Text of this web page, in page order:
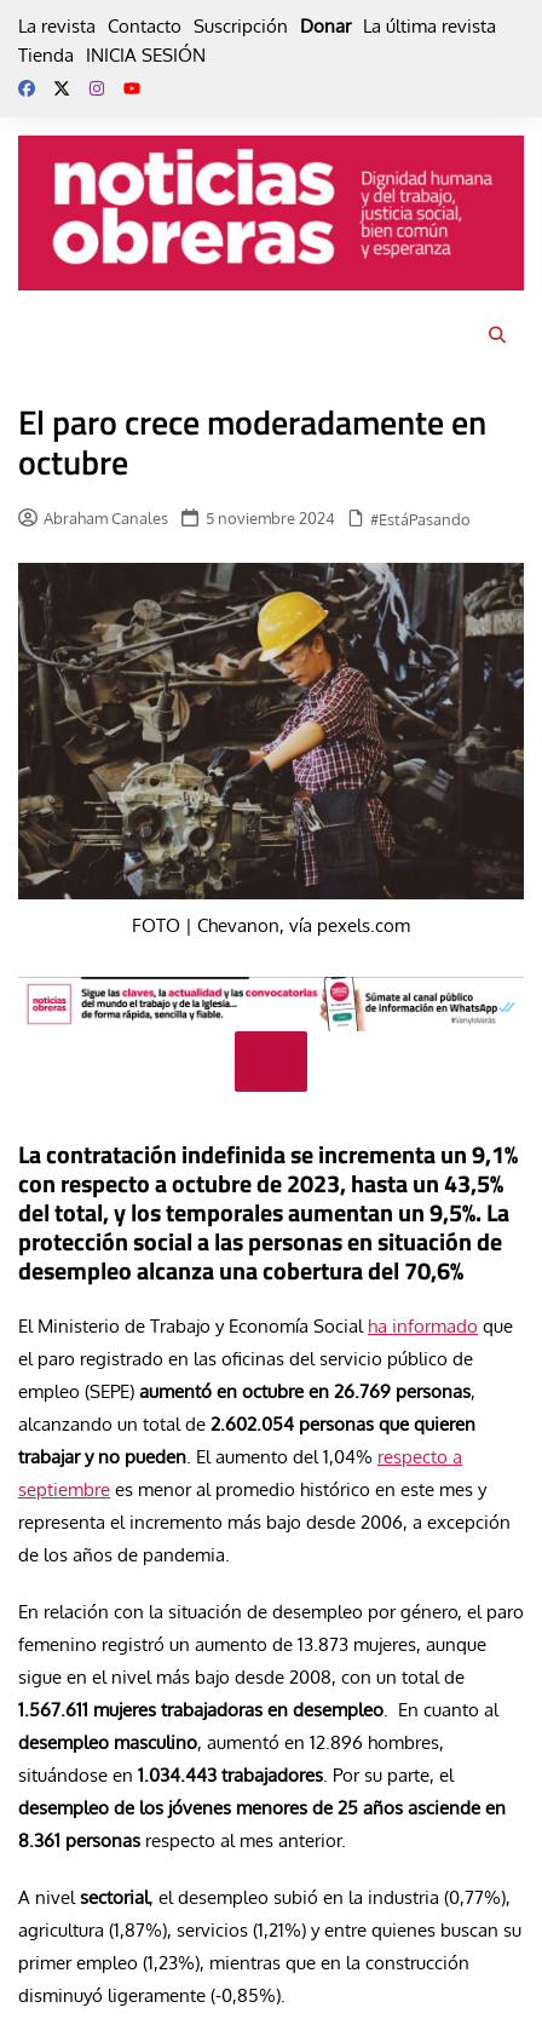
La revista Contacto Suscripción Donar La última revista
Tienda
INICIA SESIÓN
El paro crece moderadamente en
octubre
Abraham Canales 5 noviembre 2024 #EstáPasando
FOTO | Chevanon, vía pexels.com
La contratación indefinida se incrementa un 9,1%
con respecto a octubre de 2023, hasta un 43,5%
del total, y los temporales aumentan un 9,5%. La
protección social a las personas en situación de
desempleoalcanza una cobertura del 70,6%
El Ministerio de Trabajo y Economía Social ha informado que
el paro registrado en las oficinas del servicio público de
empleo (SEPE) aumentó en octubre en 26.769 personas,
alcanzando un total de 2.602.054 personas que quieren
trabajar y no pueden. El aumento del 1,04% respecto a
septiembre es menor al promedio histórico en este mes y
representa el incremento más bajo desde 2006, a excepción
de los años de pandemia.
En relación con la situación de desempleo por género, el paro
femenino registró un aumento de 13.873 mujeres, aunque
sigue en el nivel más bajo desde 2008, con un total de
1.567.611 mujeres trabajadoras en desempleo. En cuanto al
desempleo masculino, aumentó en 12.896 hombres,
situándose en 1.034.443 trabajadores. Por su parte, el
desempleo de los jóvenes menores de 25 años asciende en
8.361 personas respecto al mes anterior.
A nivelsectorial, el desempleo subió en la industria (0,77%),
agricultura (1,87%), servicios (1,21%) y entre quienes buscan su
primer empleo (1,23%), mientras que en la construcción
disminuyó ligeramente (-0,85%).